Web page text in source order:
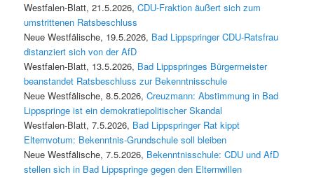
Westfalen-Blatt, 21.5.2026,CDU-Fraktion äußert sich zum
umstrittenen Ratsbeschluss
Neue Westfälische, 19.5.2026, Bad Lippspringer CDU-Ratsfrau
distanziert sich von der AfD
Westfalen-Blatt, 13.5.2026, Bad Lippspringes Bürgermeister
beanstandet Ratsbeschluss zur Bekenntnisschule
Neue Westfälische, 8.5.2026,Creuzmann: Abstimmung in Bad
Lippspringe ist ein demokratiepolitischer Skandal
Westfalen-Blatt, 7.5.2026, Bad Lippspringer Rat kippt
Elternvotum: Bekenntnis-Grundschule soll bleiben
Neue Westfälische, 7.5.2026, Bekenntnisschule: CDU und AfD
stellen sich in Bad Lippspringe gegen den Elternwillen